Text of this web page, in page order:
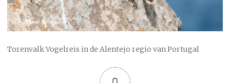
Torenvalk Vogelreis in de Alentejo regio van Portugal